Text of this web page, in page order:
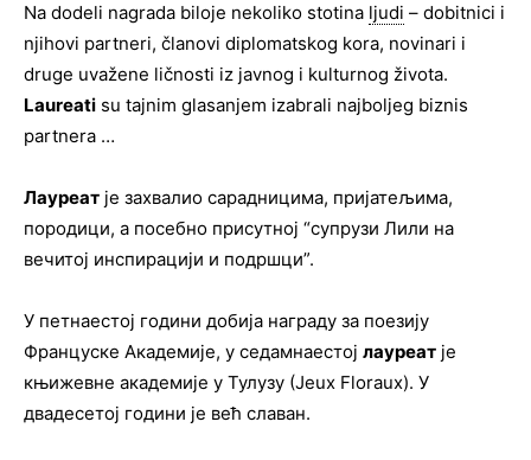
Na dodeli nagrada biloje nekoliko stotina ljudi – dobitnici i
njihovi partneri, članovi diplomatskog kora, novinari i
druge uvažene ličnosti iz javnog i kulturnog života.
Laureati su tajnim glasanjem izabrali najboljeg biznis
partnera …
Лауреат је захвалио сарадницима, пријатељима,
породици, а посебно присутној “супрузи Лили на
вечитој инспирацији и подршци”.
У петнаестој години добија награду за поезију
Француске Академије, у седамнаестој лауреат је
књижевне академије у Тулузу (Јеux Floraux). У
двадесетој години је већ славан.